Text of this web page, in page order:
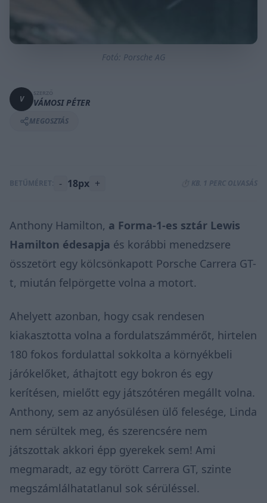
Fotó: Porsche AG
V VÁMOSI PÉTER
MEGOSZTÁS
BETŰMÉRET: - 18px + ⏱️ KB. 1 PERC OLVASÁS
Anthony Hamilton, a Forma-1-es sztár Lewis
Hamilton édesapja és korábbi menedzsere
összetört egy kölcsönkapott Porsche Carrera GT-
t, miután felpörgette volna a motort.
Ahelyett azonban, hogy csak rendesen
kiakasztotta volna a fordulatszámmérőt, hirtelen
180 fokos fordulattal sokkolta a környékbeli
járókelőket, áthajtott egy bokron és egy
kerítésen, mielőtt egy játszótéren megállt volna.
Anthony, sem az anyósülésen ülő felesége, Linda
nem sérültek meg, és szerencsére nem
játszottak akkori épp gyerekek sem! Ami
megmaradt, az egy törött Carrera GT, szinte
megszámlálhatatlanul sok sérüléssel.